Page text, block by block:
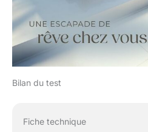
Bilan du test
Fiche technique